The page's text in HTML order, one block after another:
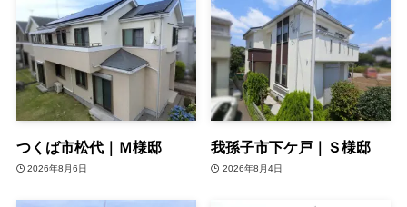
つくば市松代｜Ｍ様邸
2026年8月6日
我孫子市下ケ戸｜Ｓ様邸
2026年8月4日